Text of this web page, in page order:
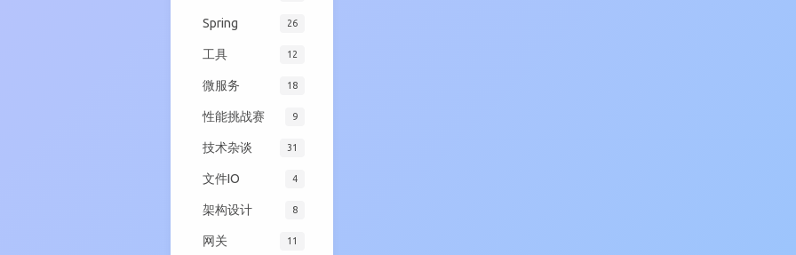
Spring 26
工具 12
微服务 18
性能挑战赛 9
技术杂谈 31
文件IO 4
架构设计 8
网关 11